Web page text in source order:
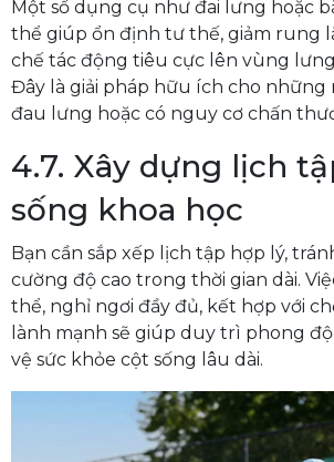
Một số dụng cụ như đai lưng hoặc
thể giúp ổn định tư thế, giảm rung
chế tác động tiêu cực lên vùng
Đây là giải pháp hữu ích cho những
đau lưng hoặc có nguy cơ chấn
4.7. Xây dựng lịch
sống khoa học
Bạn cần sắp xếp lịch tập hợp lý,
cường độ cao trong thời gian dài.
thể, nghỉ ngơi đầy đủ, kết hợp với
lành mạnh sẽ giúp duy trì phong
vệ sức khỏe cột sống lâu dài.